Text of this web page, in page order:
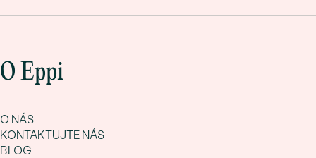
O Eppi
O NÁS
KONTAKTUJTE NÁS
BLOG